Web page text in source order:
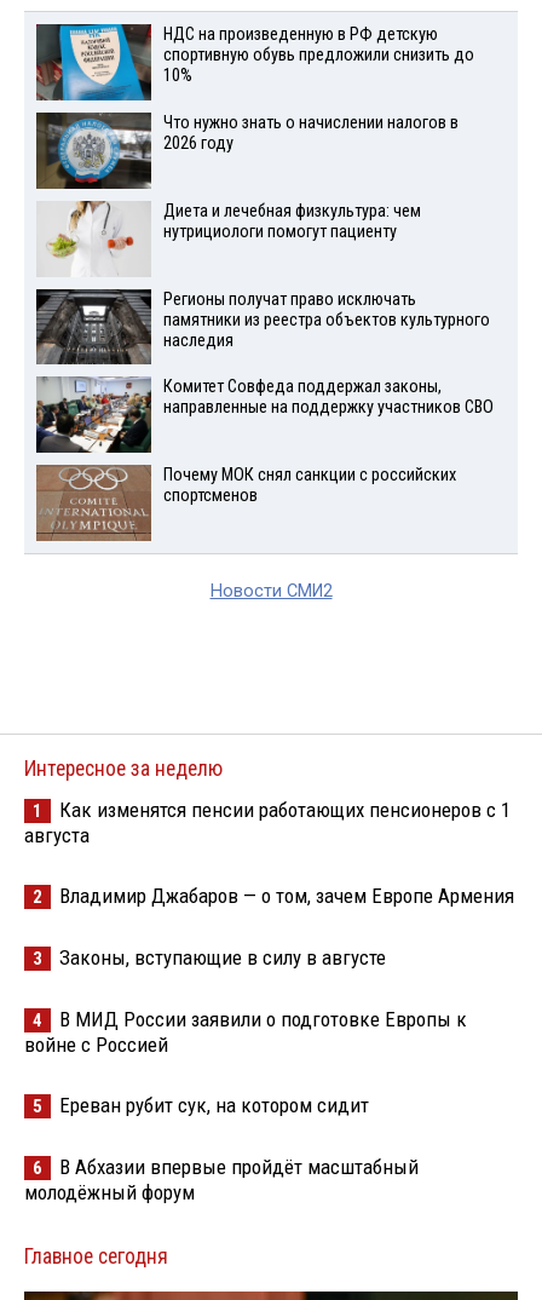
НДС на произведенную в РФ детскую
спортивную обувь предложили снизить до
10%
Что нужно знать о начислении налогов в
2026 году
Диета и лечебная физкультура: чем
нутрициологи помогут пациенту
Регионы получат право исключать
памятники из реестра объектов культурного
наследия
Комитет Совфеда поддержал законы,
направленные на поддержку участников СВО
Почему МОК снял санкции с российских
спортсменов
Новости СМИ2
Интересное за неделю
1
Как изменятся пенсии работающих пенсионеров с 1
августа
2 Владимир Джабаров — о том, зачем Европе Армения
3 Законы, вступающие в силу в августе
4
В МИД России заявили о подготовке Европы к
войне с Россией
5 Ереван рубит сук, на котором сидит
6
В Абхазии впервые пройдёт масштабный
молодёжный форум
Главное сегодня